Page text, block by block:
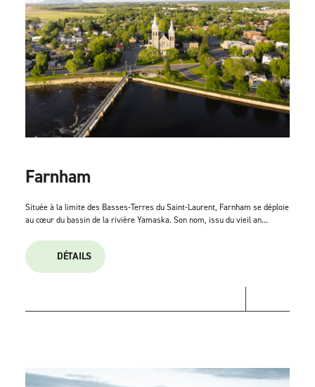
Farnham
Située à la limite des Basses-Terres du Saint-Laurent, Farnham se déploie
au cœur du bassin de la rivière Yamaska. Son nom, issu du vieil an...
DÉTAILS